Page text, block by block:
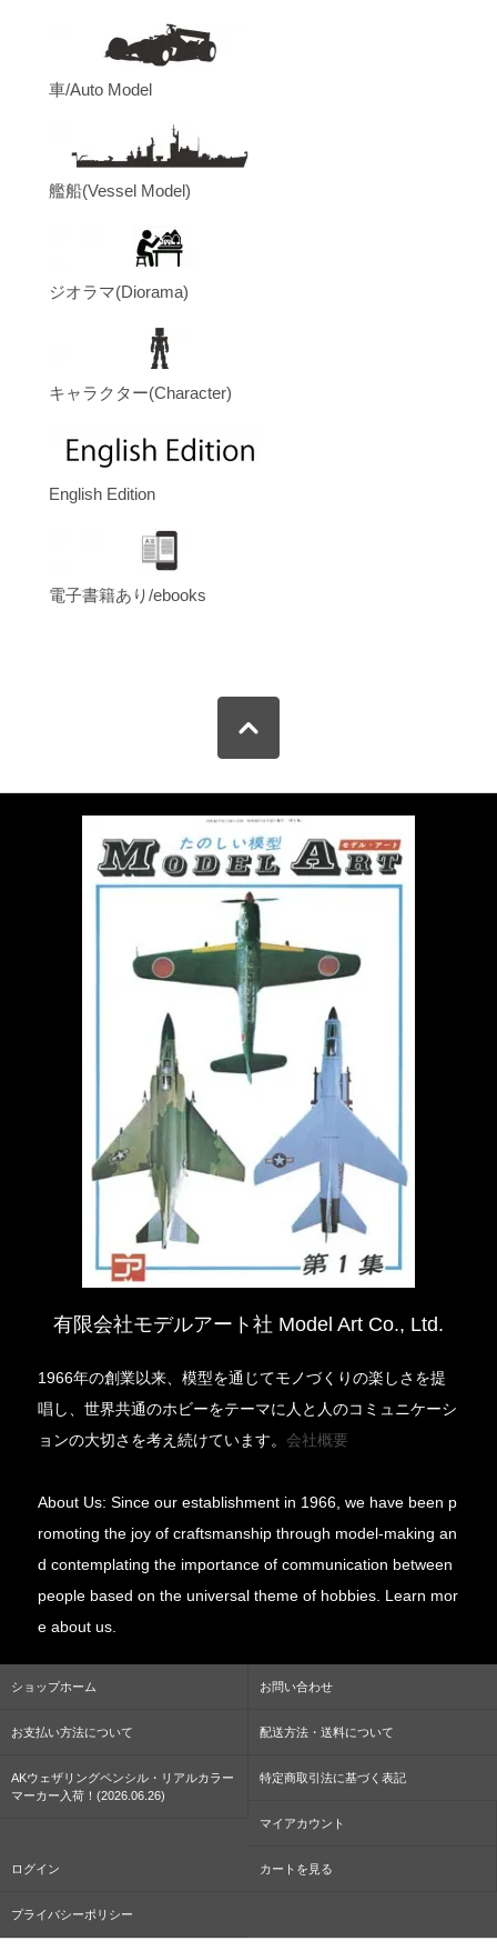
車/Auto Model
艦船(Vessel Model)
ジオラマ(Diorama)
キャラクター(Character)
English Edition
電子書籍あり/ebooks
有限会社モデルアート社 Model Art Co., Ltd.
1966年の創業以来、模型を通じてモノづくりの楽しさを提
唱し、世界共通のホビーをテーマに人と人のコミュニケーシ
ョンの大切さを考え続けています。会社概要
About Us: Since our establishment in 1966, we have been p
romoting the joy of craftsmanship through model-making an
d contemplating the importance of communication between
people based on the universal theme of hobbies. Learn mor
e about us.
ショップホーム お問い合わせ
お支払い方法について 配送方法・送料について
AKウェザリングペンシル・リアルカラー
マーカー入荷！(2026.06.26)
特定商取引法に基づく表記
マイアカウント
ログイン カートを見る
プライバシーポリシー